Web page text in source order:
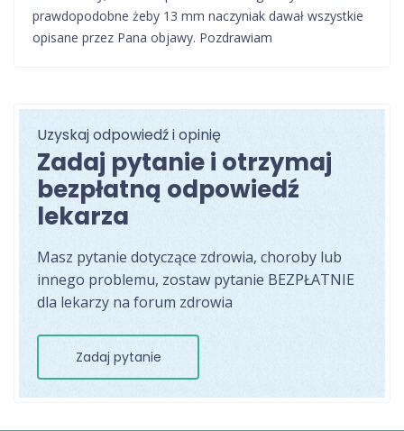
prawdopodobne żeby 13 mm naczyniak dawał wszystkie
opisane przez Pana objawy. Pozdrawiam
Uzyskaj odpowiedź i opinię
Zadaj pytanie i otrzymaj
bezpłatną odpowiedź
lekarza
Masz pytanie dotyczące zdrowia, choroby lub
innego problemu, zostaw pytanie BEZPŁATNIE
dla lekarzy na forum zdrowia
Zadaj pytanie